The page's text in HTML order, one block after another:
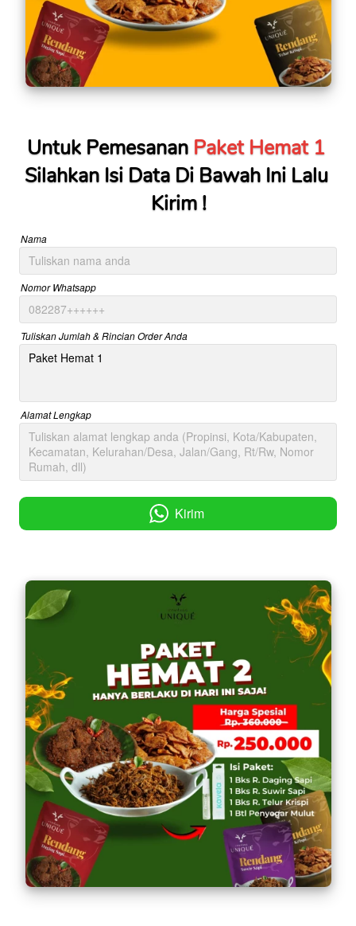
Untuk Pemesanan Paket Hemat 1
Silahkan Isi Data Di Bawah Ini Lalu
Kirim !
Nama
Nomor Whatsapp
Tuliskan Jumlah & Rincian Order Anda
Alamat Lengkap
` Kirim